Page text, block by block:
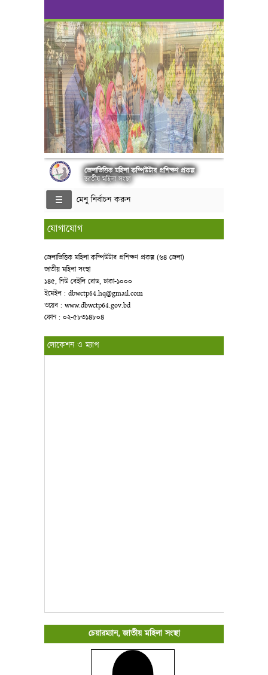
জেলাভিত্তিক মহিলা কম্পিউটার প্রশিক্ষণ প্রকল্প
জাতীয় মহিলা সংস্থা
মেনু নির্বাচন করুন
যোগাযোগ
জেলাভিত্তিক মহিলা কম্পিউটার প্রশিক্ষণ প্রকল্প (৬৪ জেলা)
জাতীয় মহিলা সংস্থা
১৪৫, নিউ বেইলি রোড, ঢাকা-১০০০
ইমেইল : dbwctp64.hq@gmail.com
ওয়েব : www.dbwctp64.gov.bd
ফোন : ০২-৫৮৩১৪৮০৪
লোকেশন ও ম্যাপ
চেয়ারম্যান, জাতীয় মহিলা সংস্থা